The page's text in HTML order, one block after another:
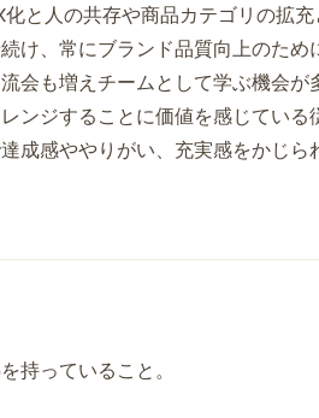
と人の共存や商品カテゴリの拡
け、常にブランド品質向上のため
会も増えチームとして学ぶ機会が
ンジすることに価値を感じている
成感ややりがい、充実感をかじら
持っていること。